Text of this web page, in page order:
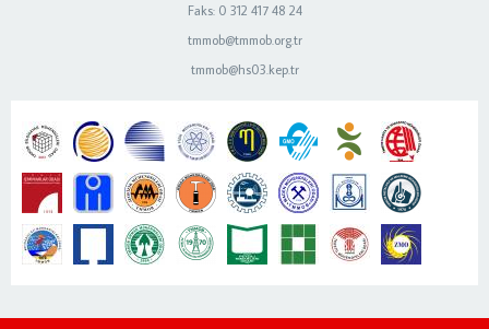
Faks: 0 312 417 48 24
tmmob@tmmob.org.tr
tmmob@hs03.kep.tr